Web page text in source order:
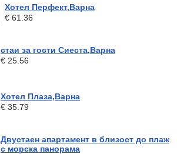
Хотел Перфект,Варна
€ 61.36
стаи за гости Сиеста,Варна
€ 25.56
Хотел Плаза,Варна
€ 35.79
Двустаен апартамент в близост до плаж
с морска панорама